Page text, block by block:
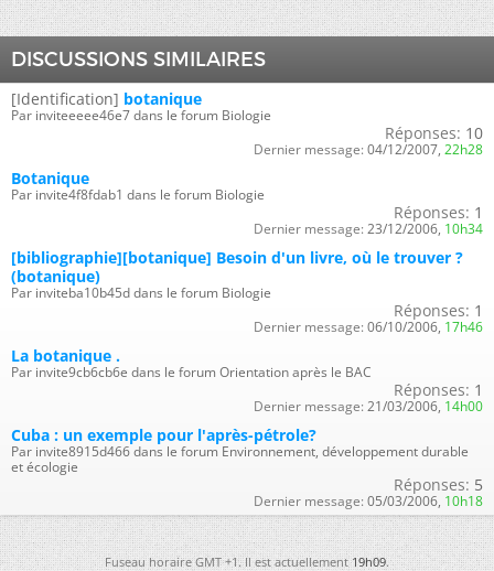
DISCUSSIONS SIMILAIRES
[Identification] botanique
Par inviteeeee46e7 dans le forum Biologie
Réponses: 10
Dernier message: 04/12/2007, 22h28
Botanique
Par invite4f8fdab1 dans le forum Biologie
Réponses: 1
Dernier message: 23/12/2006, 10h34
[bibliographie][botanique] Besoin d'un livre, où le trouver ?
(botanique)
Par inviteba10b45d dans le forum Biologie
Réponses: 1
Dernier message: 06/10/2006, 17h46
La botanique .
Par invite9cb6cb6e dans le forum Orientation après le BAC
Réponses: 1
Dernier message: 21/03/2006, 14h00
Cuba : un exemple pour l'après-pétrole?
Par invite8915d466 dans le forum Environnement, développement durable
et écologie
Réponses: 5
Dernier message: 05/03/2006, 10h18
Fuseau horaire GMT +1. Il est actuellement19h09.